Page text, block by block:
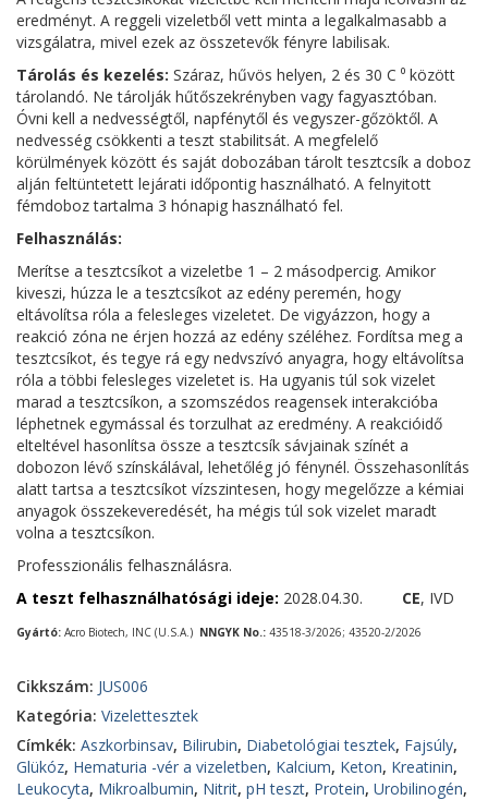
eredményt. A reggeli vizeletből vett minta a legalkalmasabb a
vizsgálatra, mivel ezek az összetevők fényre labilisak.
Tárolás és kezelés: Száraz, hűvös helyen, 2 és 30 C ⁰ között
tárolandó. Ne tárolják hűtőszekrényben vagy fagyasztóban.
Óvni kell a nedvességtől, napfénytől és vegyszer-gőzöktől. A
nedvesség csökkenti a teszt stabilitsát. A megfelelő
körülmények között és saját dobozában tárolt tesztcsík a doboz
alján feltüntetett lejárati időpontig használható. A felnyitott
fémdoboz tartalma 3 hónapig használható fel.
Felhasználás:
Merítse a tesztcsíkot a vizeletbe 1 – 2 másodpercig. Amikor
kiveszi, húzza le a tesztcsíkot az edény peremén, hogy
eltávolítsa róla a felesleges vizeletet. De vigyázzon, hogy a
reakció zóna ne érjen hozzá az edény széléhez. Fordítsa meg a
tesztcsíkot, és tegye rá egy nedvszívó anyagra, hogy eltávolítsa
róla a többi felesleges vizeletet is. Ha ugyanis túl sok vizelet
marad a tesztcsíkon, a szomszédos reagensek interakcióba
léphetnek egymással és torzulhat az eredmény. A reakcióidő
elteltével hasonlítsa össze a tesztcsík sávjainak színét a
dobozon lévő színskálával, lehetőlég jó fénynél. Összehasonlítás
alatt tartsa a tesztcsíkot vízszintesen, hogy megelőzze a kémiai
anyagok összekeveredését, ha mégis túl sok vizelet maradt
volna a tesztcsíkon.
Professzionális felhasználásra.
A teszt felhasználhatósági ideje: 2028.04.30. CE, IVD
Gyártó: Acro Biotech, INC (U.S.A.) NNGYK No.: 43518-3/2026; 43520-2/2026
Cikkszám: JUS006
Kategória: Vizelettesztek
Címkék: Aszkorbinsav, Bilirubin, Diabetológiai tesztek, Fajsúly,
Glükóz, Hematuria -vér a vizeletben, Kalcium, Keton, Kreatinin,
Leukocyta, Mikroalbumin, Nitrit, pH teszt, Protein, Urobilinogén,